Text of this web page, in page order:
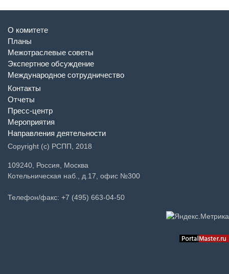
О комитете
Планы
Межотраслевые советы
Экспертное обсуждение
Международное сотрудничество
Контакты
Отчеты
Пресс-центр
Мероприятия
Направления деятельности
Copyright (c) РСПП, 2018
109240, Россия, Москва
Котельническая наб., д.17, офис №300
Телефон/факс: +7 (495) 663-04-50